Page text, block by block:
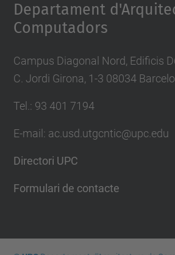
Departament
Computadors
Campus Diagonal Nord, Edificis
C. Jordi Girona, 1-3 08034
Tel.: 93 401 7194
E-mail: ac.usd.utgcntic@upc.edu
Directori UPC
Formulari de contacte